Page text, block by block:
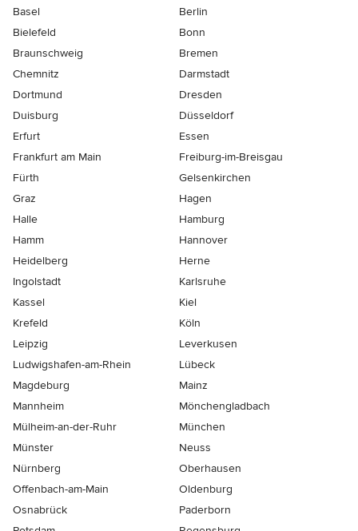
Basel
Berlin
Bielefeld
Bonn
Braunschweig
Bremen
Chemnitz
Darmstadt
Dortmund
Dresden
Duisburg
Düsseldorf
Erfurt
Essen
Frankfurt am Main
Freiburg-im-Breisgau
Fürth
Gelsenkirchen
Graz
Hagen
Halle
Hamburg
Hamm
Hannover
Heidelberg
Herne
Ingolstadt
Karlsruhe
Kassel
Kiel
Krefeld
Köln
Leipzig
Leverkusen
Ludwigshafen-am-Rhein
Lübeck
Magdeburg
Mainz
Mannheim
Mönchen­gladbach
Mülheim-an-der-Ruhr
München
Münster
Neuss
Nürnberg
Oberhausen
Offenbach-am-Main
Oldenburg
Osnabrück
Paderborn